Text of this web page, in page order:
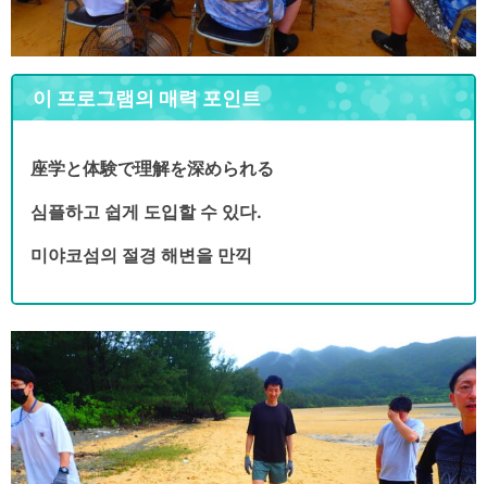
이 프로그램의 매력 포인트
座学と体験で理解を深められる
심플하고 쉽게 도입할 수 있다.
미야코섬의 절경 해변을 만끽